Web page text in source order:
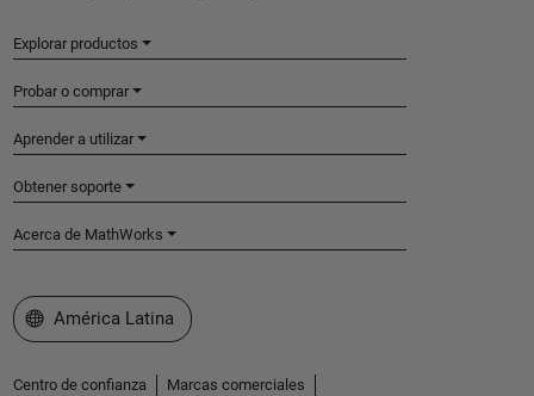
Explorar productos
Probar o comprar
Aprender a utilizar
Obtener soporte
Acerca de MathWorks
Seleccione un país/idioma
América Latina
Centro de confianza
Marcas comerciales